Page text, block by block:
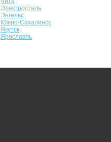
Электросталь
Энгельс
Южно-Сахалинск
Якутск
Ярославль